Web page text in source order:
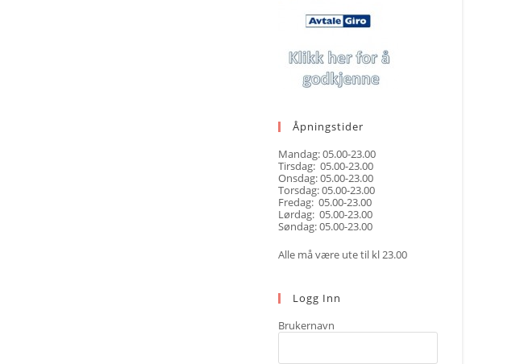
Åpningstider
Mandag: 05.00-23.00
Tirsdag: 05.00-23.00
Onsdag: 05.00-23.00
Torsdag: 05.00-23.00
Fredag: 05.00-23.00
Lørdag: 05.00-23.00
Søndag: 05.00-23.00
Alle må være ute til kl 23.00
Logg Inn
Brukernavn